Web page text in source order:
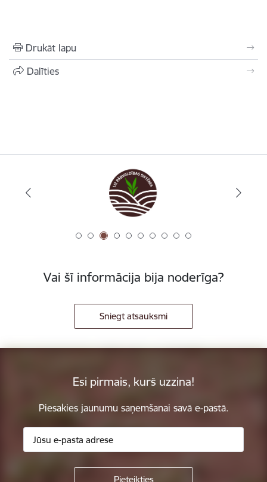
Drukāt lapu
Dalīties
Vai šī informācija bija noderīga?
Sniegt atsauksmi
Esi pirmais, kurš uzzina!
Piesakies jaunumu saņemšanai savā e-pastā.